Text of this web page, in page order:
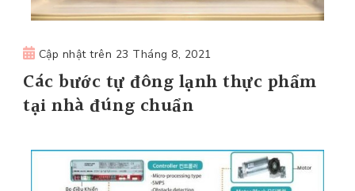
Cập nhật trên 23 Tháng 8, 2021
Các bước tự đông lạnh thực phẩm
tại nhà đúng chuẩn